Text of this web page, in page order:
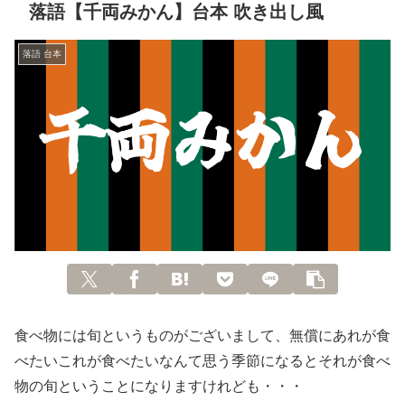
落語【千両みかん】台本 吹き出し風
落語 台本
食べ物には旬というものがございまして、無償にあれが食
べたいこれが食べたいなんて思う季節になるとそれが食べ
物の旬ということになりますけれども・・・